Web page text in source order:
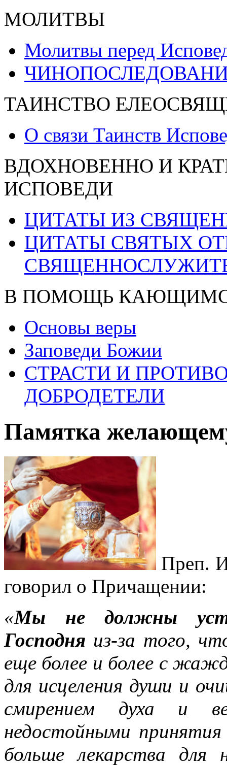
МОЛИТВЫ
Молитвы перед
ТАИНСТВО
О связи Таинств
ВДОХНОВЕННО И
ИСПОВЕДИ
ЦИТАТЫ ИЗ
ЦИТАТЫ СВЯТЫХ
В ПОМОЩЬ
Основы веры
Заповеди Божии
СТРАСТИ И
ДОБРОДЕТЕЛИ
Памятка
Преп.
говорил о Причащении:
«Мы
не должны
Господня из-за того,
еще более и более с
для исцеления души и
смирением духа и
недостойными
больше лекарства